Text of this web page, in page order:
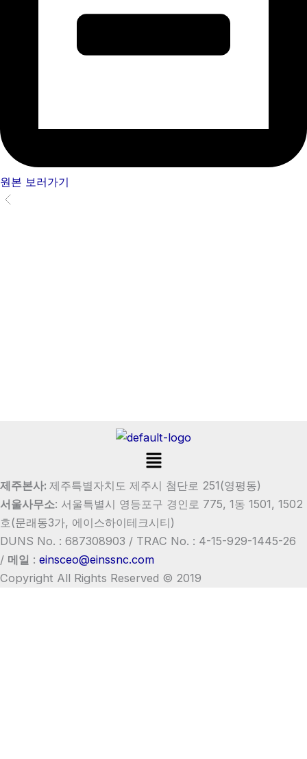
원본 보러가기
Menu
제주본사: 제주특별자치도 제주시 첨단로 251(영평동)
서울사무소: 서울특별시 영등포구 경인로 775, 1동 1501, 1502
호(문래동3가, 에이스하이테크시티)
DUNS No. : 687308903 / TRAC No. : 4-15-929-1445-26
/ 메일 : einsceo@einssnc.com
Copyright All Rights Reserved © 2019